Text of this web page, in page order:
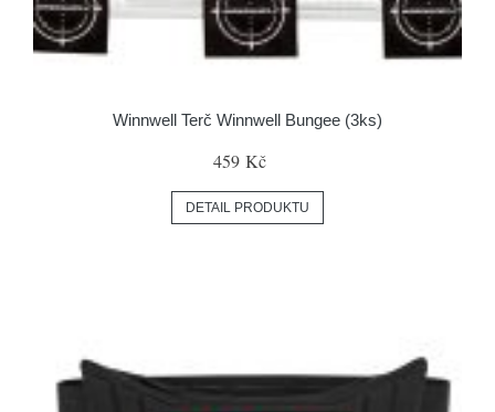
Winnwell Terč Winnwell Bungee (3ks)
459 Kč
DETAIL PRODUKTU